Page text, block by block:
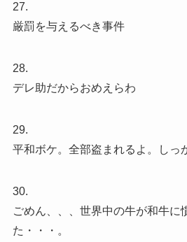
27.
厳罰を与えるべき事件
28.
デレ助だからおめえらわ
29.
平和ボケ。全部盗まれるよ。しっ
30.
ごめん、、、世界中の牛が和牛に
た・・・。